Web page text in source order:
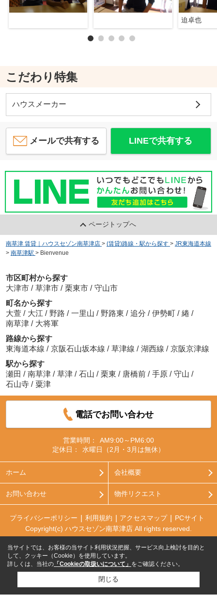
迫卓也
こだわり特集
ハウスメーカー
メールで共有する LINEで共有する
ページトップへ
南草津 賃貸｜ハウスセゾン南草津店 > (賃貸)路線・駅から探す > JR東海道本線
> 南草津駅 > Bienvenue
市区町村から探す
大津市 / 草津市 / 栗東市 / 守山市
町名から探す
大萱 / 大江 / 野路 / 一里山 / 野路東 / 追分 / 伊勢町 / 綣 /
南草津 / 大将軍
路線から探す
東海道本線 / 京阪石山坂本線 / 草津線 / 湖西線 / 京阪京津線
駅から探す
瀬田 / 南草津 / 草津 / 石山 / 栗東 / 唐橋前 / 手原 / 守山 /
石山寺 / 粟津
電話でお問い合わせ
営業時間：
AM9:00～PM6:00
定休日：
水曜日（2月・3月は無休）
ホーム 会社概要
お問い合わせ 物件リクエスト
プライバシーポリシー 利用規約 アクセスマップ
PCサイト
Copyright(c) ハウスセゾン南草津店 All rights reserved.
当サイトでは、お客様の当サイト利用状況把握、サービス向上検討を目的と
して、クッキー（Cookie）を使用しています。
詳しくは、当社の 「Cookieの取扱いについて」 をご確認ください。
閉じる